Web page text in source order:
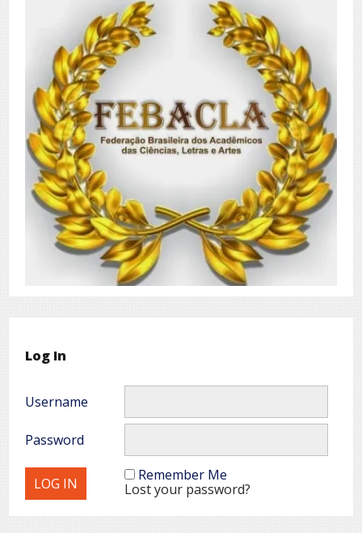
Log In
Username
Password
Remember Me
Lost your password?